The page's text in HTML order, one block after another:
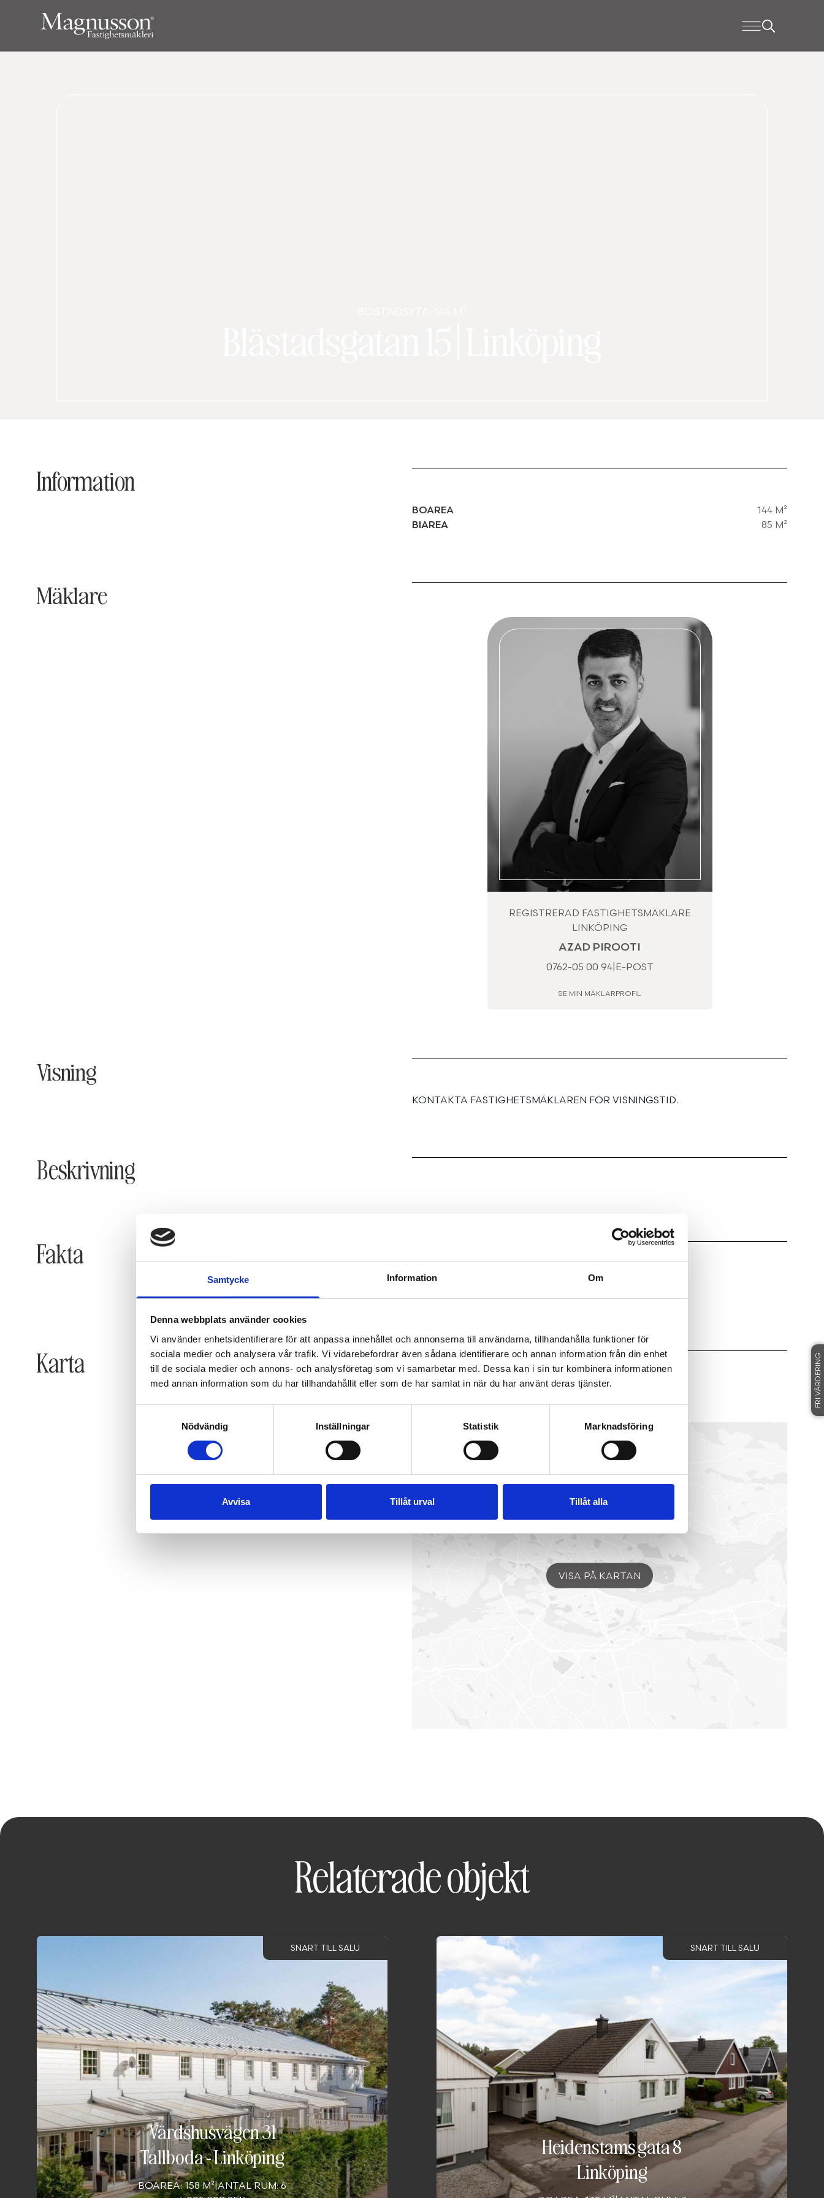
Samtycke Information Om
Denna webbplats använder cookies
Vi använder enhetsidentifierare för att anpassa innehållet och annonserna till användarna, tillhandahålla funktioner för
sociala medier och analysera vår trafik. Vi vidarebefordrar även sådana identifierare och annan information från din enhet
till de sociala medier och annons- och analysföretag som vi samarbetar med. Dessa kan i sin tur kombinera informationen
med annan information som du har tillhandahållit eller som de har samlat in när du har använt deras tjänster.
Nödvändig
Inställningar Statistik Marknadsföring
Avvisa Tillåt urval Tillåt alla
Information
BOAREA
144 M²
BIAREA
85 M²
Mäklare
REGISTRERAD FASTIGHETSMÄKLARE
LINKÖPING
AZAD PIROOTI
0762-05 00 94| E-POST
SE MIN MÄKLARPROFIL
Visning
KONTAKTA FASTIGHETSMÄKLAREN FÖR VISNINGSTID.
Beskrivning
Fakta
Karta
VISA PÅ KARTAN
Relaterade objekt
SNART TILL SALU
Värdshusvägen 31
Tallboda-Linköping
BOAREA: 158 M²|ANTAL RUM: 6
SNART TILL SALU
Heidenstams gata 8
Linköping
FRI VÄRDERING